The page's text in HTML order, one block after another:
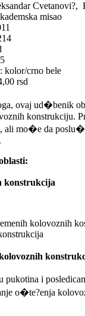
Cvetanovi?,
misao
kolor/crno bele
rsd
ovaj ud�benik
konstrukciju.
ali mo�e da
konstrukcija
kolovoznih
pukotina i
o�te?enja